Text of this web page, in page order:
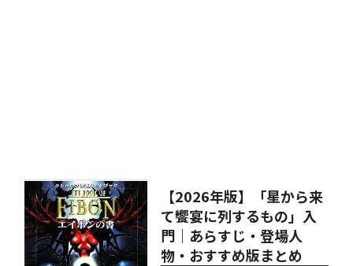
【2026年版】「星から来
て饗宴に列するもの」入
門｜あらすじ・登場人
物・おすすめ版まとめ